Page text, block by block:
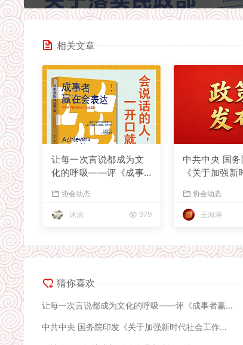
相关文章
让每一次言说都成为文
化的呼吸——评《成事
协会动态
沐清 979
中共中央 国
《关于加强新
协会动态
王海涛
猜你喜欢
让每一次言说都成为文化的呼吸——评《成事者赢在会表达》
中共中央 国务院印发《关于加强新时代社会工作的意见》